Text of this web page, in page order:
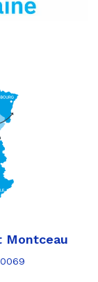
Montceau